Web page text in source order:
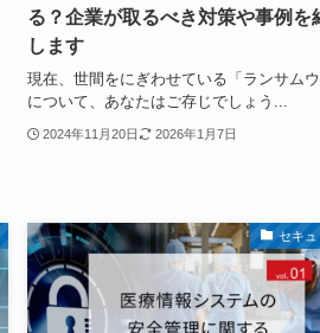
る？企業が取るべき対策や事例を
します
現在、世間をにぎわせている「ランサムウ
について、あなたはご存じでしょう...
2024年11月20日 2026年1月7日
セキ